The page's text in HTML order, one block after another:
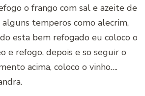
o frango com sal e azeite de
alguns temperos como alecrim,
esta bem refogado eu coloco o
e refogo, depois e so seguir o
acima, coloco o vinho….